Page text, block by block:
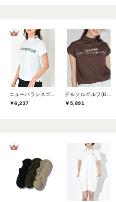
￥6,237
￥5,891